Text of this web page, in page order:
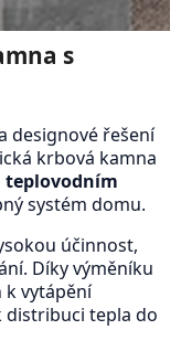
s
designové řešení
krbová kamna
teplovodním
systém domu.
účinnost,
Díky výměníku
k vytápění
distribuci tepla do